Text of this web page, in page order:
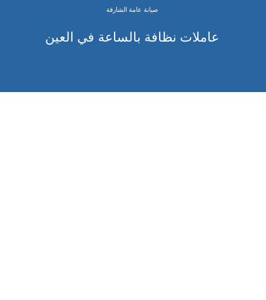
صيانة عامة الشارقة
عاملات نظافة بالساعة في العين